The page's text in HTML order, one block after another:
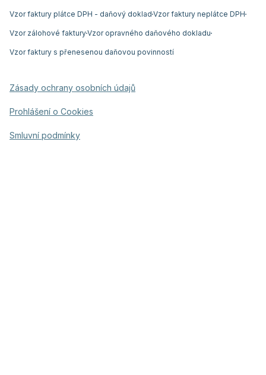
Vzor faktury plátce DPH - daňový doklad Vzor faktury neplátce DPH
Vzor zálohové fakturyVzor opravného daňového dokladu
Vzor faktury s přenesenou daňovou povinností
Zásady ochrany osobních údajů
Prohlášení o Cookies
Smluvní podmínky